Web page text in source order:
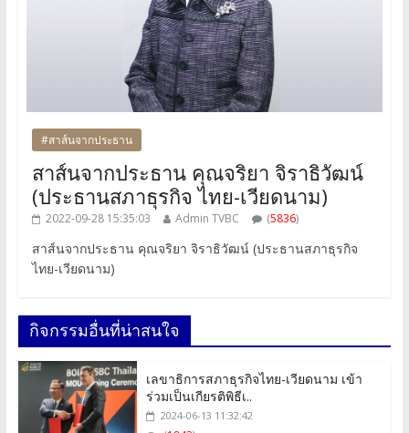
#สาส์นจากประธาน
สาส์นจากประธาน คุณจริยา จิราธิวัฒน์
(ประธานสภาธุรกิจ ไทย-เวียดนาม)
2022-09-28 15:35:03 Admin TVBC (5836)
สาส์นจากประธาน คุณจริยา จิราธิวัฒน์ (ประธานสภาธุรกิจ
ไทย-เวียดนาม)
กิจกรรมอื่นที่น่าสนใจ
เลขาธิการสภาธุรกิจไทย-เวียดนาม เข้า
ร่วมเป็นเกียรติพิธีเ..
2024-06-13 11:32:42